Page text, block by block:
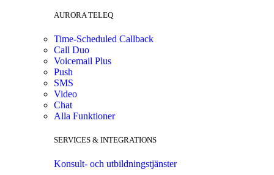
AURORA TELEQ
Time-Scheduled Callback
Call Duo
Voicemail Plus
Push
SMS
Video
Chat
Alla Funktioner
SERVICES & INTEGRATIONS
Konsult- och utbildningstjänster